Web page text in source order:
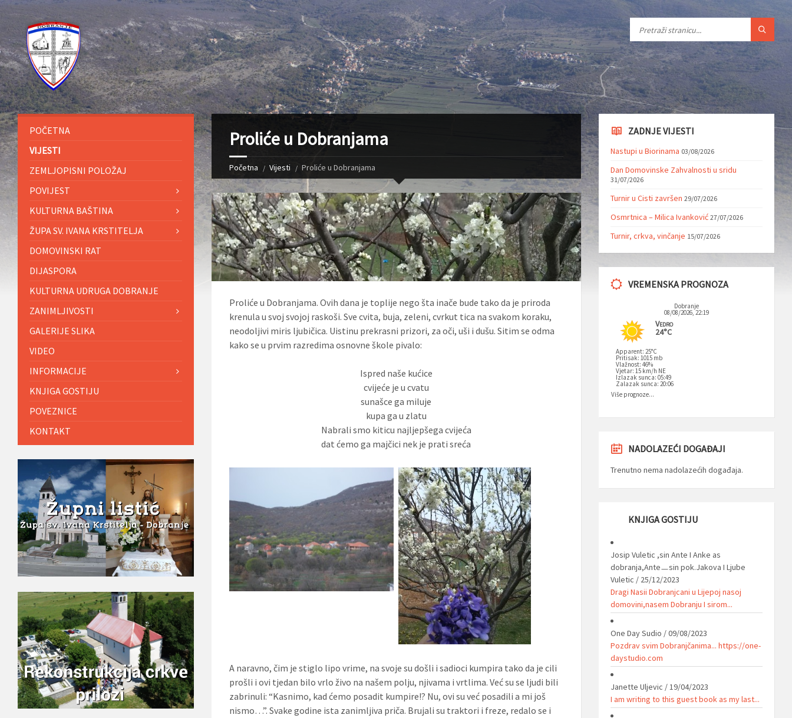
Proliće u Dobranjama
Početna Vijesti Proliće u Dobranjama
Proliće u Dobranjama. Ovih dana je toplije nego šta inače bude tako da je priroda
krenula u svoj svojoj raskoši. Sve cvita, buja, zeleni, cvrkut tica na svakom koraku,
neodoljivi miris ljubičica. Uistinu prekrasni prizori, za oči, uši i dušu. Sitim se odma
kako se u prvim razredima osnovne škole pivalo:
Ispred naše kućice
cvijeće je u cvatu
sunašce ga miluje
kupa ga u zlatu
Nabrali smo kiticu najljepšega cvijeća
dat ćemo ga majčici nek je prati sreća
A naravno, čim je stiglo lipo vrime, na svoje su došli i sadioci kumpira tako da je cili
prošli i ovi tjedan bilo vrlo živo na našem polju, njivama i vrtlima. Već su se ljudi bili
zabrinuli: “Kasnimo, kad ćemo posadit kumpire!? Nu, ovi su već posadili a mi još
nismo…”. Svake godine ista zanimljiva priča. Brujali su traktori i freze, redalo se i
POČETNA
VIJESTI
ZEMLJOPISNI POLOŽAJ
POVIJEST
KULTURNA BAŠTINA
ŽUPA SV. IVANA KRSTITELJA
DOMOVINSKI RAT
DIJASPORA
KULTURNA UDRUGA DOBRANJE
ZANIMLJIVOSTI
GALERIJE SLIKA
VIDEO
INFORMACIJE
KNJIGA GOSTIJU
POVEZNICE
KONTAKT
ZADNJE VIJESTI
Nastupi u Biorinama 03/08/2026
Dan Domovinske Zahvalnosti u sridu
31/07/2026
Turnir u Cisti završen 29/07/2026
Osmrtnica – Milica Ivanković 27/07/2026
Turnir, crkva, vinčanje 15/07/2026
VREMENSKA PROGNOZA
Dobranje
08/08/2026, 22:19
Vedro
24°C
Apparent: 25°C
Pritisak: 1015 mb
Vlažnost: 46%
Vjetar: 15 km/h NE
Izlazak sunca: 05:49
Zalazak sunca: 20:06
Više prognoze...
NADOLAZEĆI DOGAĐAJI
Trenutno nema nadolazećih događaja.
KNJIGA GOSTIJU
Josip Vuletic ,sin Ante I Anke as
dobranja,Anteㅡsin pok.Jakova I Ljube
Vuletic / 25/12/2023
Dragi Nasii Dobranjcani u Lijepoj nasoj
domovini,nasem Dobranju I sirom...
One Day Sudio /09/08/2023
Pozdrav svim Dobranjčanima... https://one-
daystudio.com
Janette Uljevic /19/04/2023
I am writing to this guest book as my last...